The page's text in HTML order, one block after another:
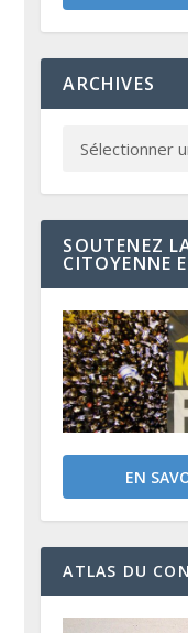
ARCHIVES
SOUTENEZ
CITOYENNE
EN
ATLAS DU